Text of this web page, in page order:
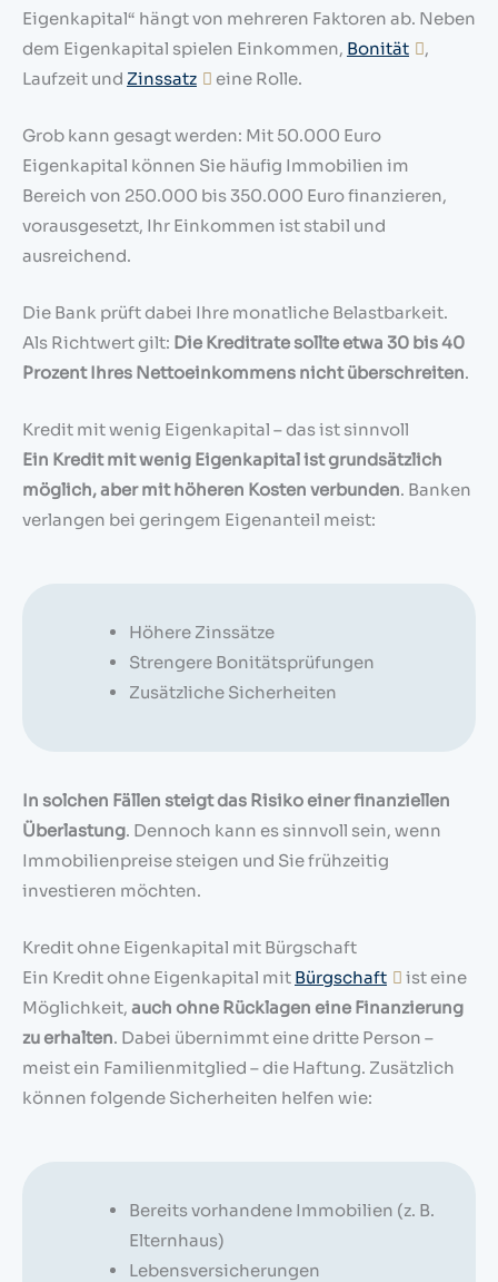
Eigenkapital“ hängt von mehreren Faktoren ab. Neben
dem Eigenkapital spielen Einkommen, Bonität
,
Laufzeit und Zinssatz eine Rolle.
Grob kann gesagt werden: Mit 50.000 Euro
Eigenkapital können Sie häufig Immobilien im
Bereich von 250.000 bis 350.000 Euro finanzieren,
vorausgesetzt, Ihr Einkommen ist stabil und
ausreichend.
Die Bank prüft dabei Ihre monatliche Belastbarkeit.
Als Richtwert gilt: Die Kreditrate sollte etwa 30 bis 40
Prozent Ihres Nettoeinkommens nicht überschreiten.
Kredit mit wenig Eigenkapital – das ist sinnvoll
Ein Kredit mit wenig Eigenkapital ist grundsätzlich
möglich, aber mit höheren Kosten verbunden. Banken
verlangen bei geringem Eigenanteil meist:
Höhere Zinssätze
Strengere Bonitätsprüfungen
Zusätzliche Sicherheiten
In solchen Fällen steigt das Risiko einer finanziellen
Überlastung. Dennoch kann es sinnvoll sein, wenn
Immobilienpreise steigen und Sie frühzeitig
investieren möchten.
Kredit ohne Eigenkapital mit Bürgschaft
Ein Kredit ohne Eigenkapital mit Bürgschaft
ist eine
Möglichkeit, auch ohne Rücklagen eine Finanzierung
zu erhalten. Dabei übernimmt eine dritte Person –
meist ein Familienmitglied – die Haftung. Zusätzlich
können folgende Sicherheiten helfen wie:
Bereits vorhandene Immobilien (z. B.
Elternhaus)
Lebensversicherungen